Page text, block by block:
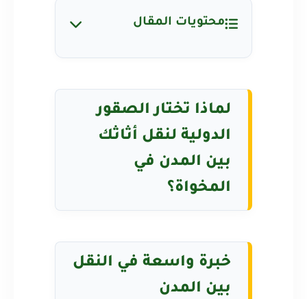
محتويات المقال
لماذا تختار الصقور
الدولية لنقل أثاثك
بين المدن في
المخواة؟
خبرة واسعة في النقل
بين المدن